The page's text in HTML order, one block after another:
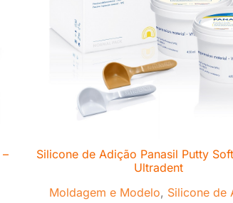
Silicone de Adição Panasil Putty
Ultradent
Moldagem e Modelo, Silicone de